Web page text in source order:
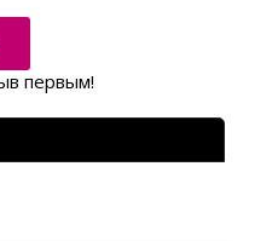
первым!